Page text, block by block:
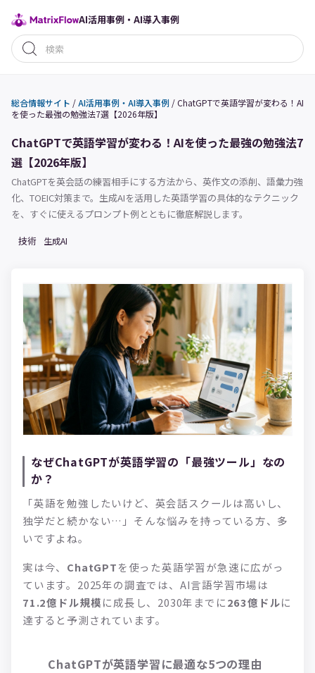
AI活用事例・AI導入事例
総合情報サイト /AI活用事例・AI導入事例 /ChatGPTで英語学習が変わる！AI
を使った最強の勉強法7選【2026年版】
ChatGPTで英語学習が変わる！AIを使った最強の勉強法7
選【2026年版】
ChatGPTを英会話の練習相手にする方法から、英作文の添削、語彙力強
化、TOEIC対策まで。生成AIを活用した英語学習の具体的なテクニック
を、すぐに使えるプロンプト例とともに徹底解説します。
技術
生成AI
なぜChatGPTが英語学習の「最強ツール」なの
か？
「英語を勉強したいけど、英会話スクールは高いし、
独学だと続かない…」そんな悩みを持っている方、多
いですよね。
実は今、 ChatGPTを使った英語学習が急速に広がっ
ています。2025年の調査では、AI言語学習市場は
71.2億ドル規模に成長し、2030年までに263億ドルに
達すると予測されています。
ChatGPTが英語学習に最適な5つの理由